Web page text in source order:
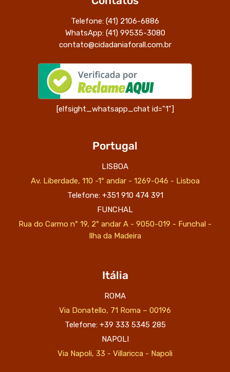
Telefone: (41) 2106-6886
WhatsApp: (41) 99535-3080
contato@cidadaniaforall.com.br
[elfsight_whatsapp_chat id="1"]
Portugal
LISBOA
Av. Liberdade, 110 -1º andar - 1269-046 - Lisboa
Telefone: +351 910 474 391
FUNCHAL
Rua do Carmo nº 19, 2º andar A - 9050-019 - Funchal -
Ilha da Madeira
Itália
ROMA
Via Donatello, 71 Roma – 00196
Telefone: +39 333 5345 285
NAPOLI
Via Napoli, 33 - Villaricca - Napoli